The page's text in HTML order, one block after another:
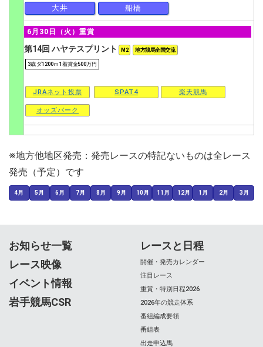
大井 船橋
6月30日（火）重賞
第14回 ハヤテスプリント M2 地方競馬全国交流
3歳 ダ1200ｍ 1着賞金500万円
JRAネット投票 SPAT4 楽天競馬
オッズパーク
※地方他地区発売：発売レースの特記ないものは全レース
発売（予定）です
4月 5月 6月 7月 8月 9月 10月 11月 12月 1月 2月 3月
お知らせ一覧
レース映像
イベント情報
岩手競馬CSR
レースと日程
開催・発売カレンダー
注目レース
重賞・特別日程2026
2026年の競走体系
番組編成要領
番組表
出走申込馬